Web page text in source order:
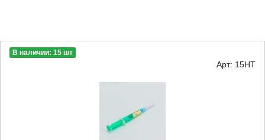
В наличии: 15 шт
Арт: 15HT